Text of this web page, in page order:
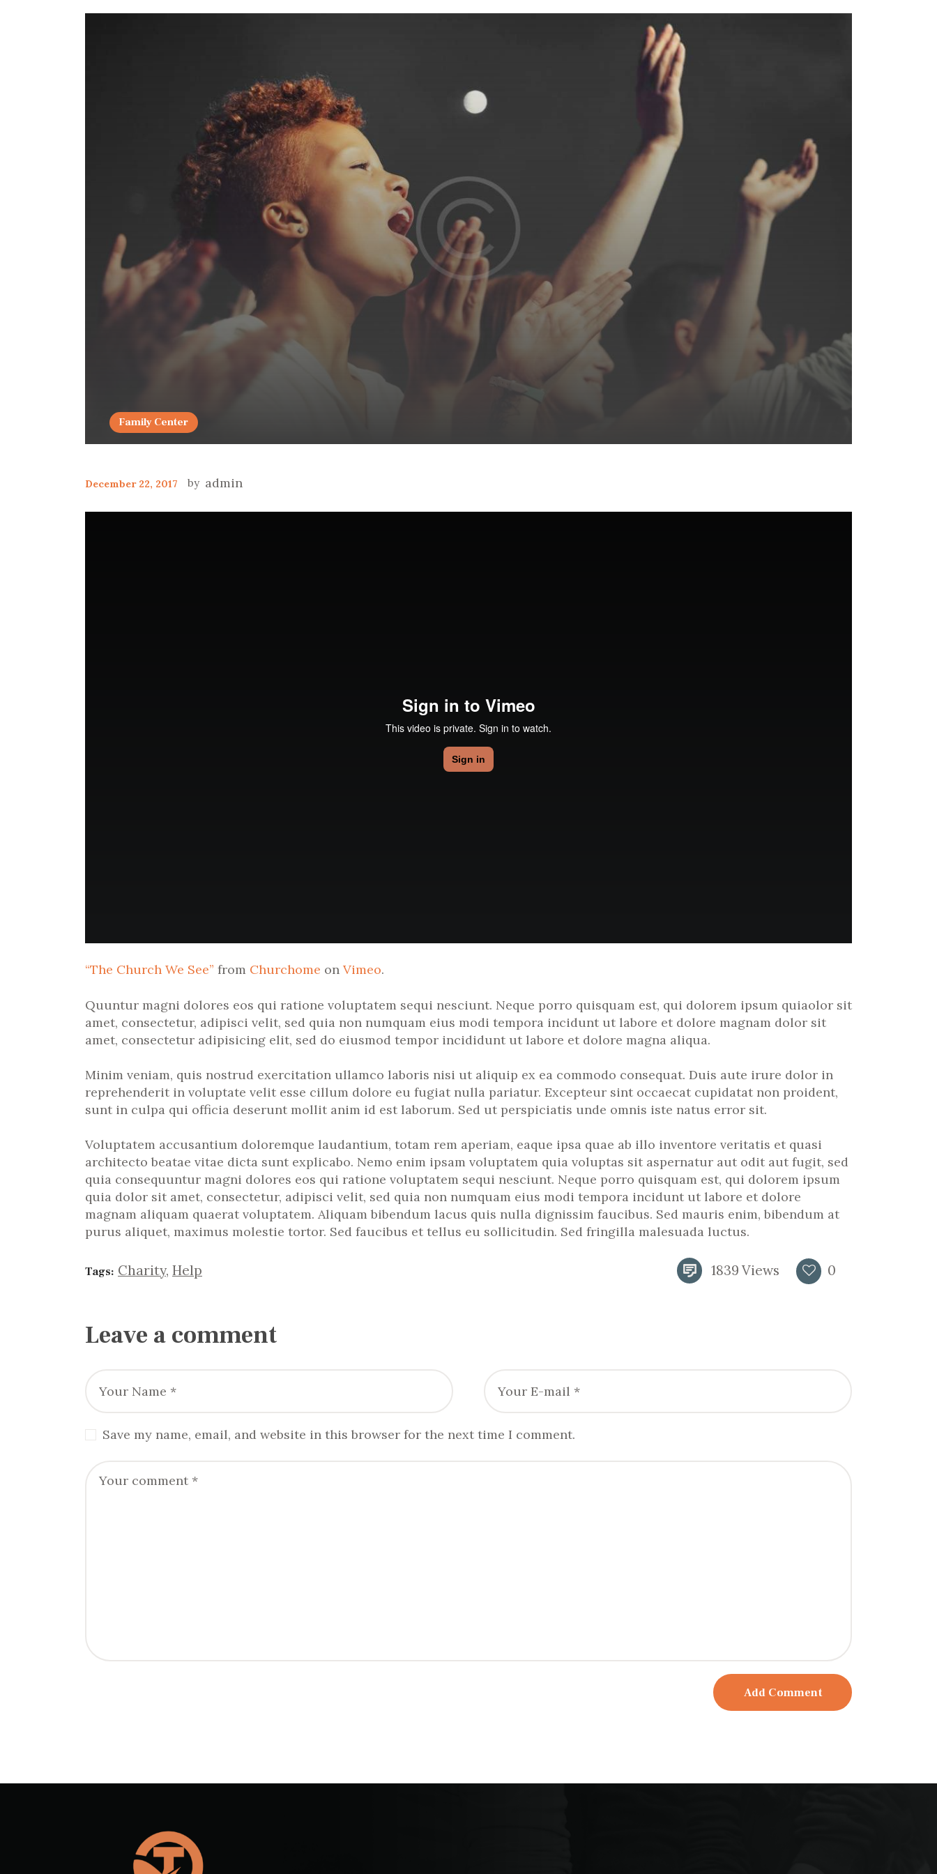
Family Center
December 22, 2017 admin
“The Church We See” from Churchome on Vimeo.
Quuntur magni dolores eos qui ratione voluptatem sequi nesciunt. Neque porro quisquam est, qui dolorem ipsum quiaolor sit
amet, consectetur, adipisci velit, sed quia non numquam eius modi tempora incidunt ut labore et dolore magnam dolor sit
amet, consectetur adipisicing elit, sed do eiusmod tempor incididunt ut labore et dolore magna aliqua.
Minim veniam, quis nostrud exercitation ullamco laboris nisi ut aliquip ex ea commodo consequat. Duis aute irure dolor in
reprehenderit in voluptate velit esse cillum dolore eu fugiat nulla pariatur. Excepteur sint occaecat cupidatat non proident,
sunt in culpa qui officia deserunt mollit anim id est laborum. Sed ut perspiciatis unde omnis iste natus error sit.
Voluptatem accusantium doloremque laudantium, totam rem aperiam, eaque ipsa quae ab illo inventore veritatis et quasi
architecto beatae vitae dicta sunt explicabo. Nemo enim ipsam voluptatem quia voluptas sit aspernatur aut odit aut fugit, sed
quia consequuntur magni dolores eos qui ratione voluptatem sequi nesciunt. Neque porro quisquam est, qui dolorem ipsum
quia dolor sit amet, consectetur, adipisci velit, sed quia non numquam eius modi tempora incidunt ut labore et dolore
magnam aliquam quaerat voluptatem. Aliquam bibendum lacus quis nulla dignissim faucibus. Sed mauris enim, bibendum at
purus aliquet, maximus molestie tortor. Sed faucibus et tellus eu sollicitudin. Sed fringilla malesuada luctus.
Tags: Charity, Help 1839 Views 0
Leave a comment
Save my name, email, and website in this browser for the next time I comment.